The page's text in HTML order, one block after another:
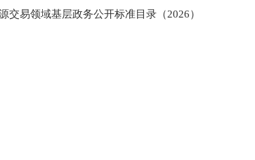
交易领域基层政务公开标准目录（2026）